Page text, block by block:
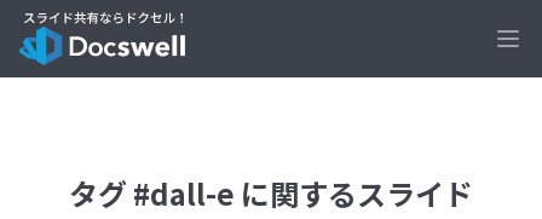
タグ #dall-e に関するスライド